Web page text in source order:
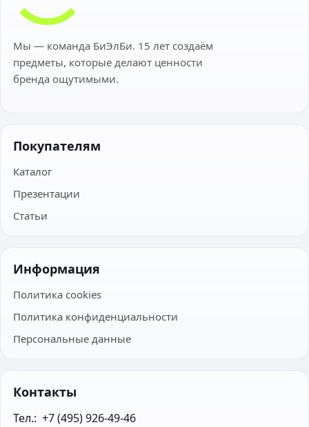
Мы — команда БиЭлБи. 15 лет создаём
предметы, которые делают ценности
бренда ощутимыми.
Покупателям
Каталог
Презентации
Статьи
Информация
Политика cookies
Политика конфиденциальности
Персональные данные
Контакты
Тел.:  +7 (495) 926-49-46